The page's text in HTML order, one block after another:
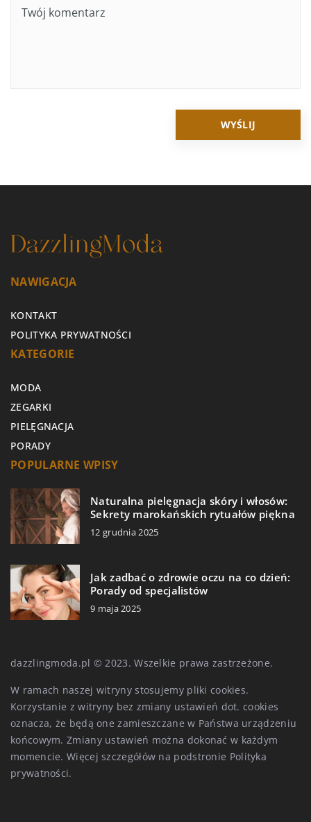
NAWIGACJA
KONTAKT
POLITYKA PRYWATNOŚCI
KATEGORIE
MODA
ZEGARKI
PIELĘGNACJA
PORADY
POPULARNE WPISY
Naturalna pielęgnacja skóry i włosów:
Sekrety marokańskich rytuałów piękna
12 grudnia 2025
Jak zadbać o zdrowie oczu na co dzień:
Porady od specjalistów
9 maja 2025
dazzlingmoda.pl © 2023. Wszelkie prawa zastrzeżone.
W ramach naszej witryny stosujemy pliki cookies.
Korzystanie z witryny bez zmiany ustawień dot. cookies
oznacza, że będą one zamieszczane w Państwa urządzeniu
końcowym. Zmiany ustawień można dokonać w każdym
momencie. Więcej szczegółów na podstronie Polityka
prywatności.